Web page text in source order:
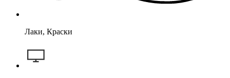
Лаки, Краски